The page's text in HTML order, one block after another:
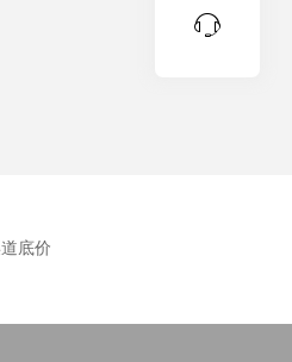

底价